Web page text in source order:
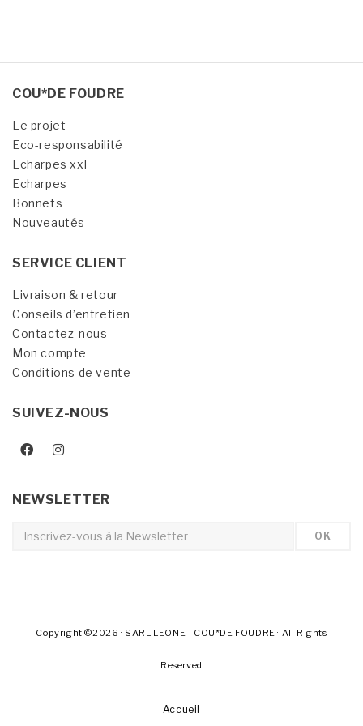
COU*DE FOUDRE
Le projet
Eco-responsabilité
Echarpes xxl
Echarpes
Bonnets
Nouveautés
SERVICE CLIENT
Livraison & retour
Conseils d’entretien
Contactez-nous
Mon compte
Conditions de vente
SUIVEZ-NOUS
NEWSLETTER
Copyright ©2026 · SARL LEONE - COU*DE FOUDRE · All Rights
Reserved
Accueil